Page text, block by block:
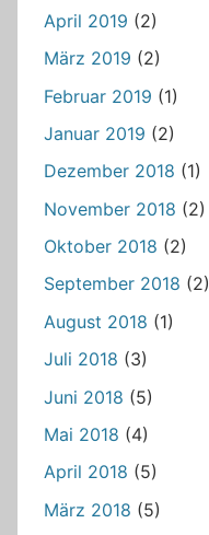
April 2019 (2)
März 2019 (2)
Februar 2019 (1)
Januar 2019 (2)
Dezember 2018 (1)
November 2018 (2)
Oktober 2018 (2)
September 2018 (2)
August 2018 (1)
Juli 2018 (3)
Juni 2018 (5)
Mai 2018 (4)
April 2018 (5)
März 2018 (5)